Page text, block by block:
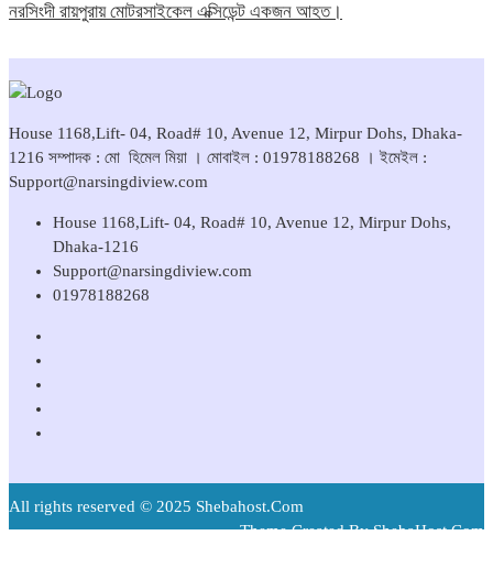
নরসিংদী রায়পুরায় মোটরসাইকেল এক্সিডেন্ট একজন আহত।
House 1168,Lift- 04, Road# 10, Avenue 12, Mirpur Dohs, Dhaka-
1216 সম্পাদক : মো হিমেল মিয়া । মোবাইল : 01978188268 । ইমেইল :
Support@narsingdiview.com
House 1168,Lift- 04, Road# 10, Avenue 12, Mirpur Dohs,
Dhaka-1216
Support@narsingdiview.com
01978188268
All rights reserved © 2025 Shebahost.Com
Theme Created By ShebaHost.Com